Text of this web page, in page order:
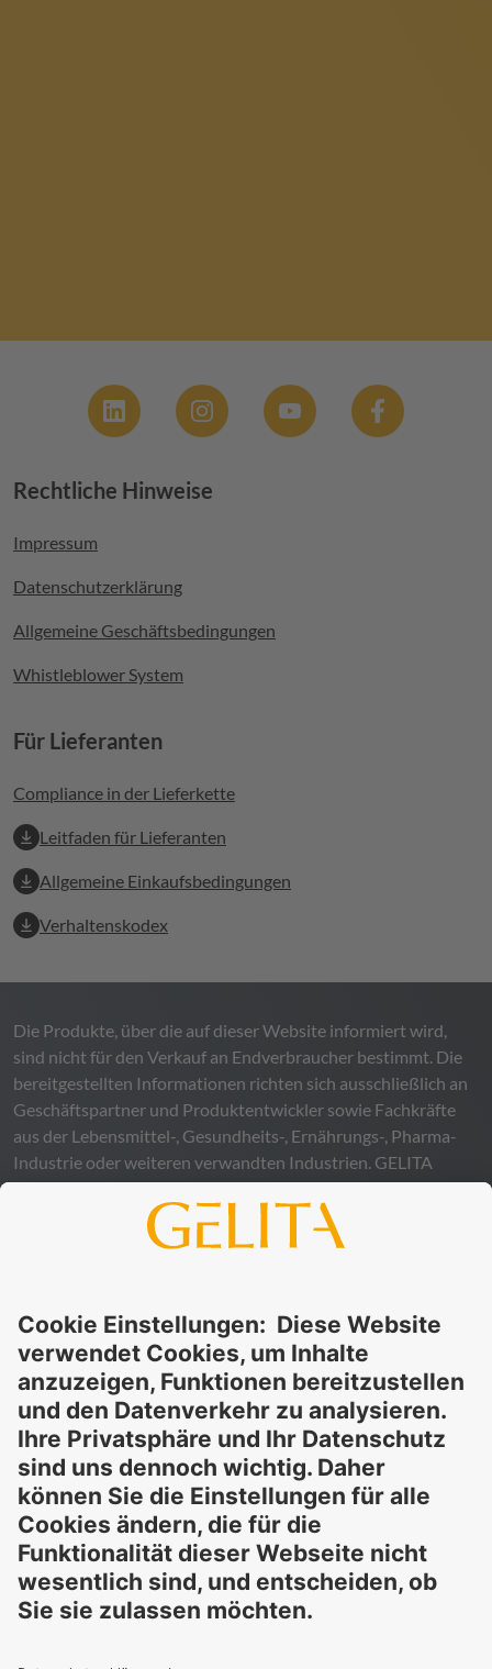
Footer menu
Rechtliche Hinweise
Impressum
Datenschutzerklärung
Allgemeine Geschäftsbedingungen
Whistleblower System
Für Lieferanten
Compliance in der Lieferkette
Leitfaden für Lieferanten
Allgemeine Einkaufsbedingungen
Verhaltenskodex
Social
Die Produkte, über die auf dieser Website informiert wird,
sind nicht für den Verkauf an Endverbraucher bestimmt. Die
bereitgestellten Informationen richten sich ausschließlich an
Geschäftspartner und Produktentwickler sowie Fachkräfte
aus der Lebensmittel-, Gesundheits-, Ernährungs-, Pharma-
Industrie oder weiteren verwandten Industrien. GELITA
übernimmt keinerlei Gewähr – weder ausdrücklich noch
stillschweigend – für die Richtigkeit, Verlässlichkeit oder
Vollständigkeit der bereitgestellten Informationen und
Informationen ergeben könnte. Die Verwendung der
Informationen erfolgt auf eigenes Risiko und in eigener
Verantwortung.
Diese Erklärung entbindet Sie nicht von der Pflicht, eigene
Eignungsprüfungen und Tests durchzuführen, sowie alle
geltenden gesetzlichen Vorschriften einzuhalten und Rechte
Dritter zu respektieren. Die beschriebenen Produkte und
Konzepte sind nicht für den Einzelverkauf oder den direkten
Endverbrauch bestimmt. Sie sind nicht zur Diagnose,
Behandlung, Heilung oder Vorbeugung von Krankheiten
gedacht. Verwendungen und Aussagen zu
-Produkten